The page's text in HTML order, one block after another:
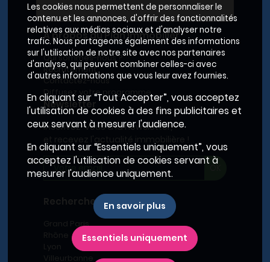
A propos du Plan Immobilier
Qui sommes-nous ?
Recrutement
Contactez-nous
Diffusez votre programme
Newsletter
Inscrivez-vous à la newsletter,
Recherches fréquentes
Grand Paris
Les cookies nous permettent de personnaliser le
contenu et les annonces, d'offrir des fonctionnalités
relatives aux médias sociaux et d'analyser notre
trafic. Nous partageons également des informations
sur l'utilisation de notre site avec nos partenaires
d'analyse, qui peuvent combiner celles-ci avec
d'autres informations que vous leur avez fournies.
En cliquant sur “Tout Accepter”, vous acceptez
l'utilisation de cookies à des fins publicitaires et
ceux servant à mesurer l'audience.
En cliquant sur “Essentiels uniquement”, vous
acceptez l'utilisation de cookies servant à
mesurer l'audience uniquement.
En savoir plus
Essentiels uniquement